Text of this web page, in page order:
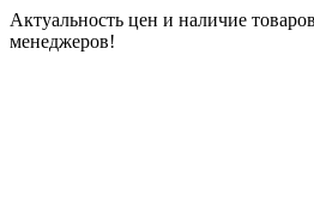
Актуальность цен и наличие
менеджеров!